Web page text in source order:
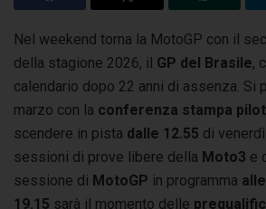
Nel weekend torna la MotoGP con il
della stagione 2026, il GP del Brasile,
calendario dopo 22 anni di assenza. Si
marzo con la conferenza stampa
scendere in pista dalle 12.55 di
sessioni di prove libere della Moto3 e
sessione di MotoGP in programma
19.15 sarà il momento delle